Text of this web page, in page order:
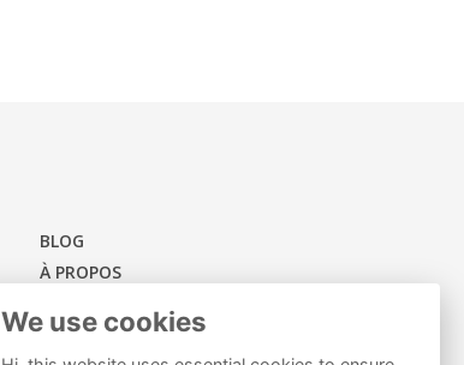
BLOG
À PROPOS
CATÉGORIES
We use cookies